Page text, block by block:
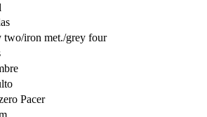
two/iron met./grey four
Pacer